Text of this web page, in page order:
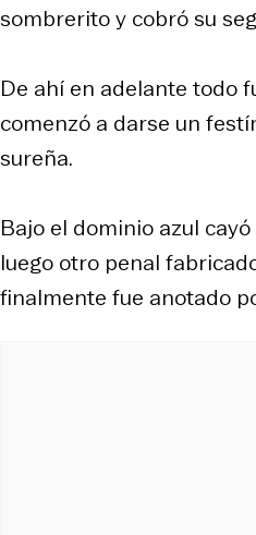
sombrerito y cobró su
De ahí en adelante todo
comenzó a darse un
sureña.
Bajo el dominio azul
luego otro penal
finalmente fue anotado